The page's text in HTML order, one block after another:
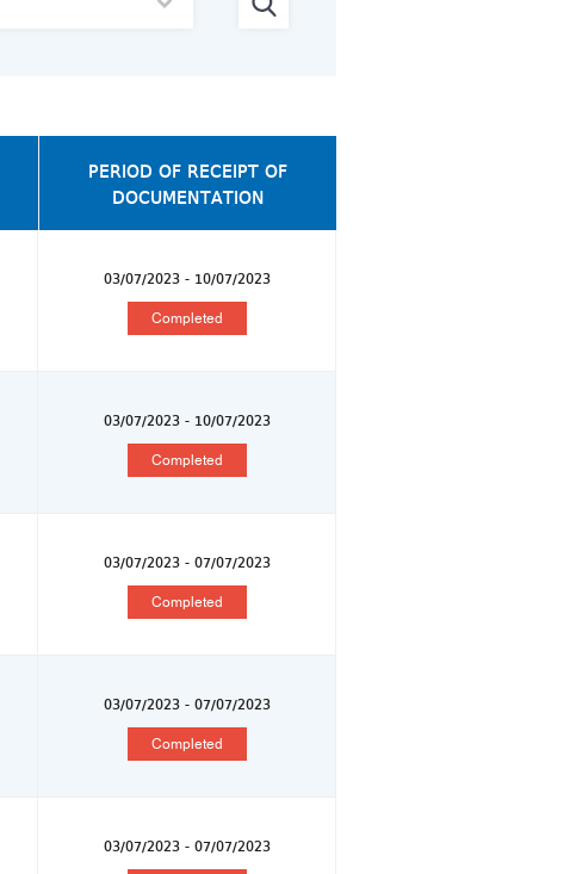
PERIOD OF RECEIPT OF
DOCUMENTATION
03/07/2023 - 10/07/2023
Completed
03/07/2023 - 10/07/2023
Completed
03/07/2023 - 07/07/2023
Completed
03/07/2023 - 07/07/2023
Completed
03/07/2023 - 07/07/2023